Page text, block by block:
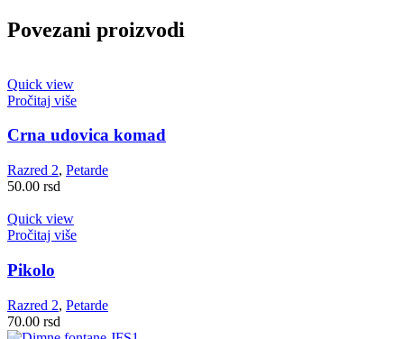
Povezani proizvodi
Quick view
Pročitaj više
Crna udovica komad
Razred 2, Petarde
50.00 rsd
Quick view
Pročitaj više
Pikolo
Razred 2, Petarde
70.00 rsd